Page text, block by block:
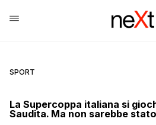
SPORT
La Supercoppa italiana si
Saudita. Ma non sarebbe